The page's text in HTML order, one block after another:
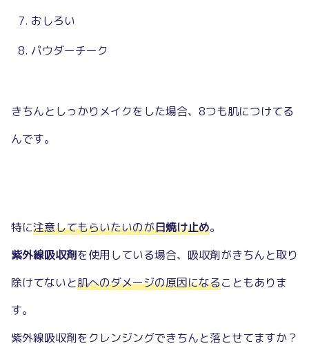
おしろい
パウダーチーク
きちんとしっかりメイクをした場合、8つも肌につけてる
んです。
特に注意してもらいたいのが日焼け止め。
紫外線吸収剤を使用している場合、吸収剤がきちんと取り
除けてないと肌へのダメージの原因になることもありま
す。
紫外線吸収剤をクレンジングできちんと落とせてますか？